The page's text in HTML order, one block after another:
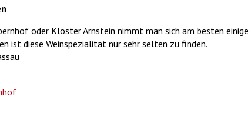
oder Kloster Arnstein nimmt man sich am besten
ist diese Weinspezialität nur sehr selten zu finden.